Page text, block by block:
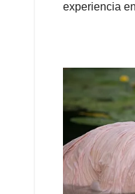
experiencia